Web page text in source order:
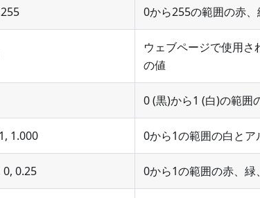
0から255の範囲の赤
ウェブページで使用
の値
0 (黒)から1 (白)の範囲
1.000 0から1の範囲の白とア
0, 0.25 0から1の範囲の赤、緑